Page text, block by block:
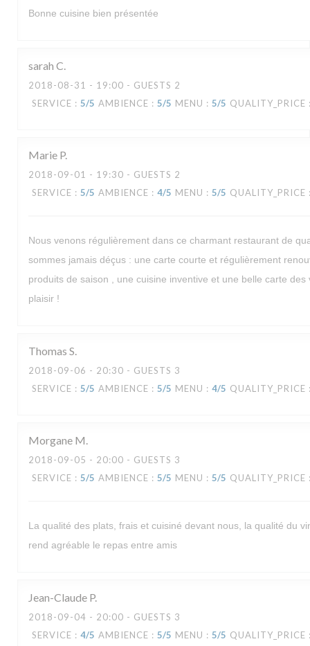
Bonne cuisine bien présentée
sarah C
2018-08-31 - 19:00 - GUESTS 2
SERVICE : 5/5 AMBIENCE : 5/5 MENU : 5/5 QUALITY_PRICE
Marie P
2018-09-01 - 19:30 - GUESTS 2
SERVICE : 5/5 AMBIENCE : 4/5 MENU : 5/5 QUALITY_PRICE
Nous venons régulièrement dans ce charmant restaurant de
sommes jamais déçus : une carte courte et régulièrement
produits de saison , une cuisine inventive et une belle carte des
plaisir !
Thomas S
2018-09-06 - 20:30 - GUESTS 3
SERVICE : 5/5 AMBIENCE : 5/5 MENU : 4/5 QUALITY_PRICE
Morgane M
2018-09-05 - 20:00 - GUESTS 3
SERVICE : 5/5 AMBIENCE : 5/5 MENU : 5/5 QUALITY_PRICE
La qualité des plats, frais et cuisiné devant nous, la qualité du
rend agréable le repas entre amis
Jean-Claude P
2018-09-04 - 20:00 - GUESTS 3
SERVICE : 4/5 AMBIENCE : 5/5 MENU : 5/5 QUALITY_PRICE